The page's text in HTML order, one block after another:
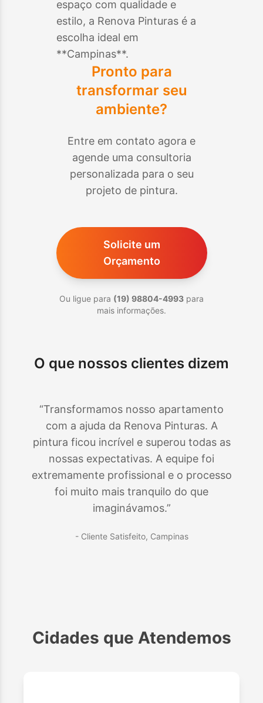
espaço com qualidade e
estilo, a Renova Pinturas é a
escolha ideal em
**Campinas**.
Pronto para
transformar seu
ambiente?
Entre em contato agora e
agende uma consultoria
personalizada para o seu
projeto de pintura.
Solicite um
Orçamento
Ou ligue para (19) 98804-4993 para
mais informações.
O que nossos clientes dizem
“Transformamos nosso apartamento
com a ajuda da Renova Pinturas. A
pintura ficou incrível e superou todas as
nossas expectativas. A equipe foi
extremamente profissional e o processo
foi muito mais tranquilo do que
imaginávamos.”
- Cliente Satisfeito, Campinas
Cidades que Atendemos